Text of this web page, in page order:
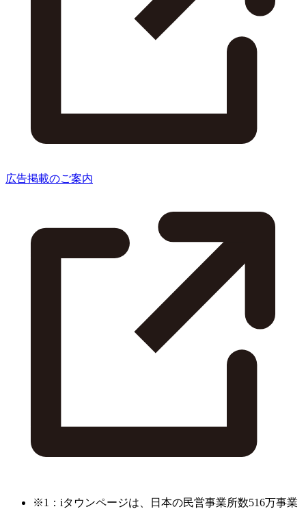
広告掲載のご案内
※1：iタウンページは、日本の民営事業所数516万事業